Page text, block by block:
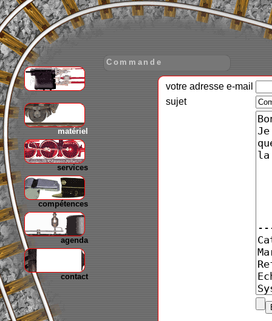
matériel
services
compétences
agenda
contact
Commande
votre adresse e-mail
sujet